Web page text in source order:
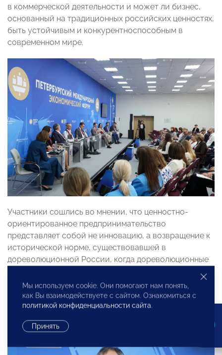
в коммерческой деятельности и может ли бизнес,
основанный на традиционных российских ценностях,
быть устойчивым и конкурентноспособным в
современном мире.
Участники сошлись во мнении, что ценностно-
ориентированное предпринимательство
представляет собой не инновацию, а возвращение к
исторической норме, существовавшей в
дореволюционной России, когда дореволюционные
служения обществу, соборности и ответственности,
а некоторые из них даже были причислены к лику
святых.
Мы используем cookie. Они помогают нам понять,
как Вы взаимодействуете с сайтом. Ознакомиться с
политикой конфиденциальности сайта.
Принять